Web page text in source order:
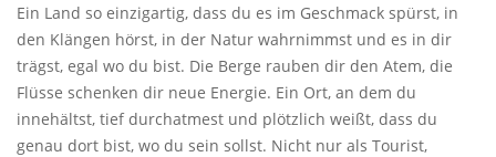
Ein Land so einzigartig, dass du es im Geschmack spürst, in
den Klängen hörst, in der Natur wahrnimmst und es in dir
trägst, egal wo du bist. Die Berge rauben dir den Atem, die
Flüsse schenken dir neue Energie. Ein Ort, an dem du
innehältst, tief durchatmest und plötzlich weißt, dass du
genau dort bist, wo du sein sollst. Nicht nur als Tourist,